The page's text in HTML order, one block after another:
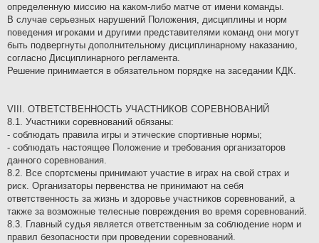
определенную миссию на каком-либо матче от имени команды.
В случае серьезных нарушений Положения, дисциплины и норм
поведения игроками и другими представителями команд они могут
быть подвергнуты дополнительному дисциплинарному наказанию,
согласно Дисциплинарного регламента.
Решение принимается в обязательном порядке на заседании КДК.
VIII. ОТВЕТСТВЕННОСТЬ УЧАСТНИКОВ СОРЕВНОВАНИЙ
8.1. Участники соревнований обязаны:
- соблюдать правила игры и этические спортивные нормы;
- соблюдать настоящее Положение и требования организаторов
данного соревнования.
8.2. Все спортсмены принимают участие в играх на свой страх и
риск. Организаторы первенства не принимают на себя
ответственность за жизнь и здоровье участников соревнований, а
также за возможные телесные повреждения во время соревнований.
8.3. Главный судья является ответственным за соблюдение норм и
правил безопасности при проведении соревнований.